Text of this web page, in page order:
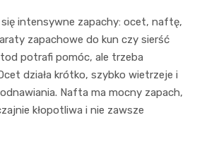
się intensywne zapachy: ocet, naftę,
zapachowe do kun czy sierść
potrafi pomóc, ale trzeba
działa krótko, szybko wietrzeje i
Nafta ma mocny zapach,
kłopotliwa i nie zawsze